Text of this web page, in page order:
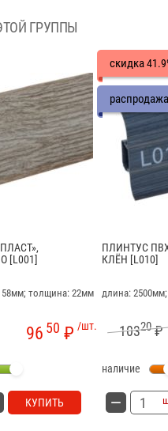
ГРУППЫ
[L001]
толщина: 22мм
/шт.
96 50 ₽
КУПИТЬ
скидка
распродажа
ПЛИНТУС
КЛЁН [L010]
длина:
10320₽
наличие